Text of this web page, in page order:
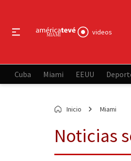
videos
Cuba Miami EEUU
Inicio Miami
Noticias